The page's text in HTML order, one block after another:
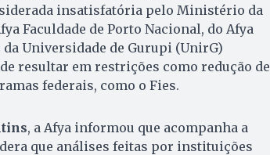
insatisfatória pelo Ministério da
Faculdade de Porto Nacional, do Afya
Universidade de Gurupi (UnirG)
resultar em restrições como redução de
federais, como o Fies.
, a Afya informou que acompanha a
que análises feitas por instituições